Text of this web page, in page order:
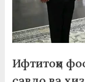
Ифтитоҳи